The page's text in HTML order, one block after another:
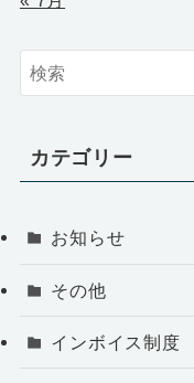
カテゴリー
お知らせ
その他
インボイス制度